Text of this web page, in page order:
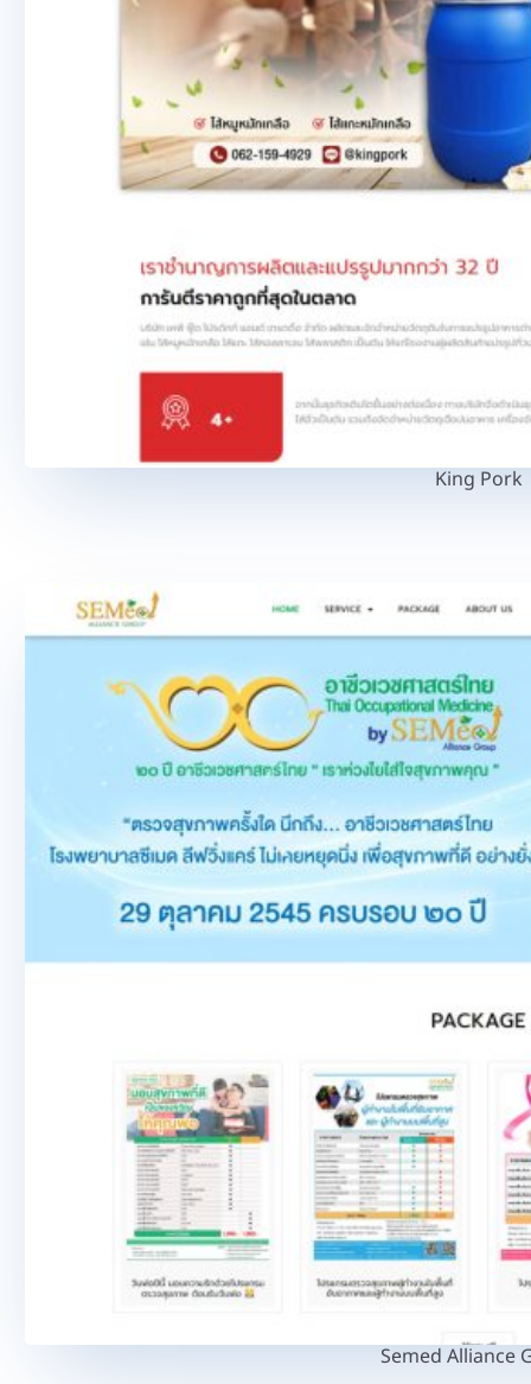
King Pork
Semed Alliance